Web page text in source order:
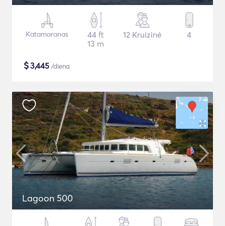
Katamaranas
44 ft
13 m
12 Kruizinė 4
$3,445 /diena
Lagoon 500